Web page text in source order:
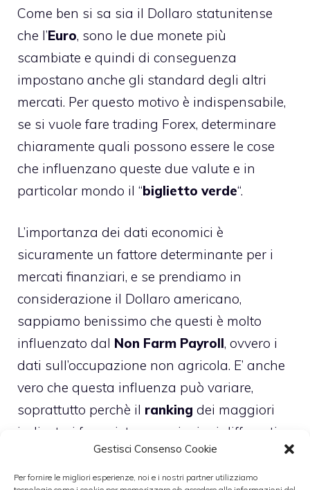
Gestisci Consenso Cookie
Per fornire le migliori esperienze, noi e i nostri partner utilizziamo
Come ben si sa sia il Dollaro statunitense
che l’Euro, sono le due monete più
scambiate e quindi di conseguenza
impostano anche gli standard degli altri
mercati. Per questo motivo è indispensabile,
se si vuole fare trading Forex, determinare
chiaramente quali possono essere le cose
che influenzano queste due valute e in
particolar mondo il “biglietto verde“.
L’importanza dei dati economici è
sicuramente un fattore determinante per i
mercati finanziari, e se prendiamo in
considerazione il Dollaro americano,
sappiamo benissimo che questi è molto
influenzato dal Non Farm Payroll, ovvero i
dati sull’occupazione non agricola. E’ anche
vero che questa influenza può variare,
soprattutto perchè il ranking dei maggiori
indicatori fa registrare variazioni differenti